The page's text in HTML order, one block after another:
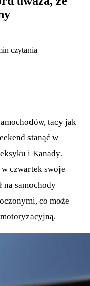
czytania
tacy jak
stanąć w
i Kanady.
czwartek swoje
na samochody
co może